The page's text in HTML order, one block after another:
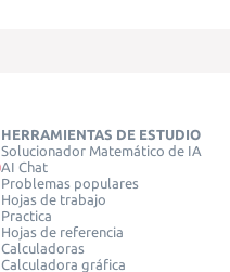
HERRAMIENTAS DE ESTUDIO
Solucionador Matemático de IA
AI Chat
Problemas populares
Hojas de trabajo
Practica
Hojas de referencia
Calculadoras
Calculadora gráfica